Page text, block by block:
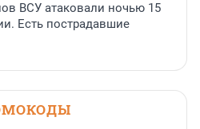
ВСУ атаковали ночью 15
Есть пострадавшие